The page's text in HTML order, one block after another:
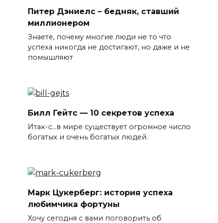
Питер Дэниелс – бедняк, ставший
миллионером
Знаете, почему многие люди не то что
успеха никогда не достигают, но даже и не
помышляют
Билл Гейтс — 10 секретов успеха
Итак-с…в мире существует огромное число
богатых и очень богатых людей.
Марк Цукерберг: история успеха
любимчика фортуны
Хочу сегодня с вами поговорить об